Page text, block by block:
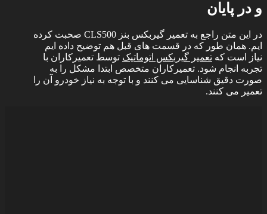
و در پایان
در این متن راجع به تعمیر گیربکس بنز CLS500 صحبت کرده
ایم. همان طور که در قسمت های قبل هم توضیح داده ایم
نیاز است که تعمیر گیربکس اتوماتیک توسط تعمیرکاران با
تجربه انجام شود. تعمیرکاران متخصص ابتدا مشکل را به
صورت دقیق شناسایی می کنند و با توجه به نیاز خودرو آن را
تعمیر می کنند.